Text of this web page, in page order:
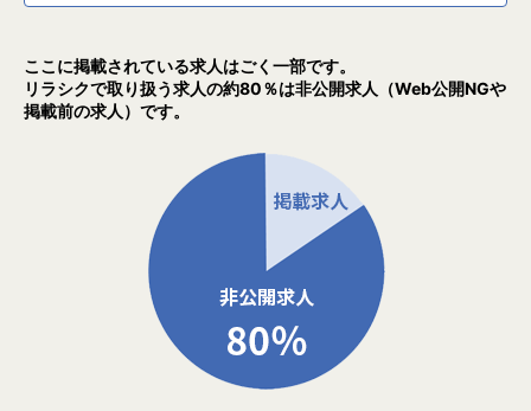
ここに掲載されている求人はごく一部です。
リラシクで取り扱う求人の約80％は非公開求人（Web公開NGや
掲載前の求人）です。